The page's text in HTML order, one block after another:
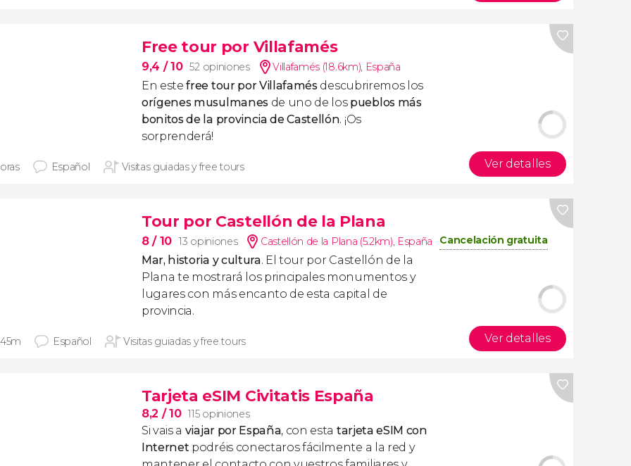
Free tour por Villafamés
9,4 / 10 52 opiniones Villafamés (18.6km), España
En estefree tour por Villafamésdescubriremos los
orígenes musulmanesde uno de los pueblos más
bonitos de la provincia de Castellón. ¡Os
sorprenderá!
Español Visitas guiadas y free tours Ver detalles
Tour por Castellón de la Plana
8/ 10 13 opiniones Castellón de la Plana (5.2km), España Cancelación gratuita
Mar, historia y cultura. El tour por Castellón de la
Plana te mostrará los principales monumentos y
lugares con más encanto de esta capital de
provincia.
Español Visitas guiadas y free tours Ver detalles
Tarjeta eSIM Civitatis España
8,2 / 10 115 opiniones
Si vais a viajar por España, con esta tarjeta eSIM con
Internet podréis conectaros fácilmente a la red y